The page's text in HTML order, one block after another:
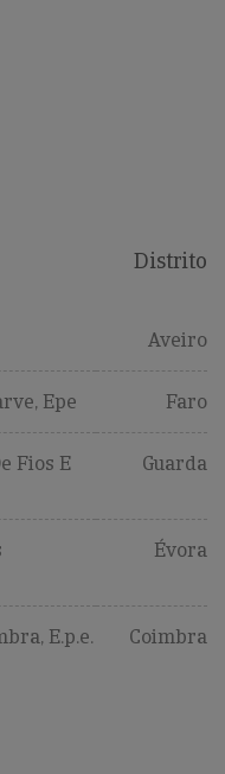
Distrito
Aveiro
Epe Faro
Fios E
Guarda
Évora
E.p.e. Coimbra